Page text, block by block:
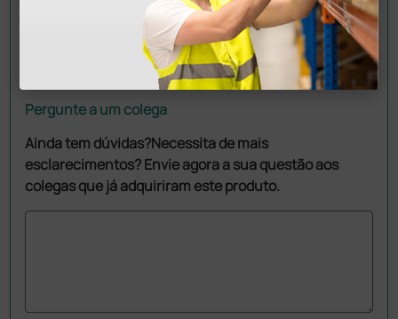
Pergunte a um colega
Ainda tem dúvidas?Necessita de mais
esclarecimentos? Envie agora a sua questão aos
colegas que já adquiriram este produto.